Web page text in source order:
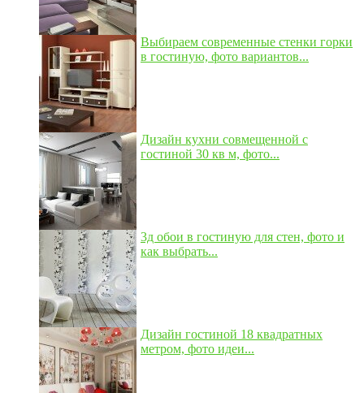
Выбираем современные стенки горки
в гостиную, фото вариантов...
Дизайн кухни совмещенной с
гостиной 30 кв м, фото...
3д обои в гостиную для стен, фото и
как выбрать...
Дизайн гостиной 18 квадратных
метром, фото идеи...